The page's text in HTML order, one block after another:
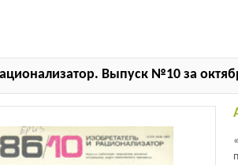
Выпуск №10 за